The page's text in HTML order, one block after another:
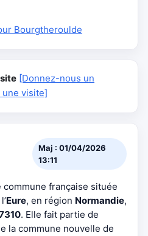
Bourgtheroulde
[Donnez-nous un
visite]
Maj : 01/04/2026
13:11
commune française située
Eure, en région Normandie,
. Elle fait partie de
la commune nouvelle de